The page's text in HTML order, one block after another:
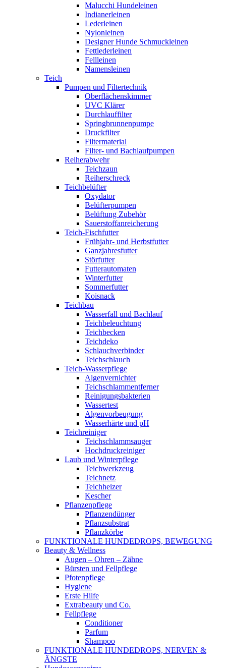
Malucchi Hundeleinen
Indianerleinen
Lederleinen
Nylonleinen
Designer Hunde Schmuckleinen
Fettlederleinen
Fellleinen
Namensleinen
Teich
Pumpen und Filtertechnik
Oberflächenskimmer
UVC Klärer
Durchlauffilter
Springbrunnenpumpe
Druckfilter
Filtermaterial
Filter- und Bachlaufpumpen
Reiherabwehr
Teichzaun
Reiherschreck
Teichbelüfter
Oxydator
Belüfterpumpen
Belüftung Zubehör
Sauerstoffanreicherung
Teich-Fischfutter
Frühjahr- und Herbstfutter
Ganzjahresfutter
Störfutter
Futterautomaten
Winterfutter
Sommerfutter
Koisnack
Teichbau
Wasserfall und Bachlauf
Teichbeleuchtung
Teichbecken
Teichdeko
Schlauchverbinder
Teichschlauch
Teich-Wasserpflege
Algenvernichter
Teichschlammentferner
Reinigungsbakterien
Wassertest
Algenvorbeugung
Wasserhärte und pH
Teichreiniger
Teichschlammsauger
Hochdruckreiniger
Laub und Winterpflege
Teichwerkzeug
Teichnetz
Teichheizer
Kescher
Pflanzenpflege
Pflanzendünger
Pflanzsubstrat
Pflanzkörbe
FUNKTIONALE HUNDEDROPS, BEWEGUNG
Beauty & Wellness
Augen – Ohren – Zähne
Bürsten und Fellpflege
Pfotenpflege
Hygiene
Erste Hilfe
Extrabeauty und Co.
Fellpflege
Conditioner
Parfum
Shampoo
FUNKTIONALE HUNDEDROPS, NERVEN &
ÄNGSTE